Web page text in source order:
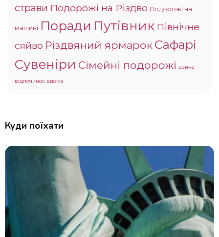
страви Подорожі на Різдво Подорожі на
машині Поради Путівник Північне
сяйво Різдвяний ярмарокСафарі
Сувеніри Сімейні подорожі ванна
відпочинок вдома
Куди поїхати